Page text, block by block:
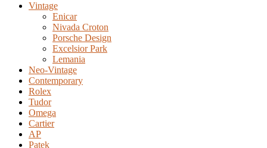
Vintage
Enicar
Nivada Croton
Porsche Design
Excelsior Park
Lemania
Neo-Vintage
Contemporary
Rolex
Tudor
Omega
Cartier
AP
Patek